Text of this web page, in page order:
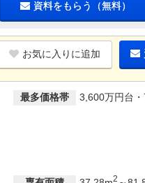
資料をもらう（無料）
お気に入りに追加
最多価格帯
3,600万円台・
2